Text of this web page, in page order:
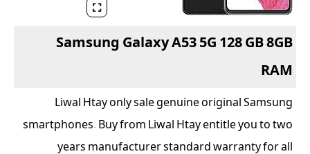

Samsung Galaxy A53 5G 128 GB 8GB
RAM
Liwal Htay only sale genuine original Samsung
smartphones. Buy from Liwal Htay entitle you to two
years manufacturer standard warranty for all